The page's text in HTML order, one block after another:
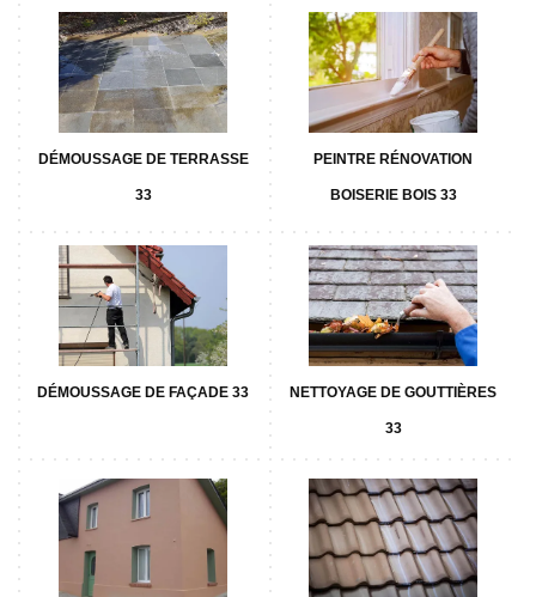
DÉMOUSSAGE DE TERRASSE
33
PEINTRE RÉNOVATION
BOISERIE BOIS 33
DÉMOUSSAGE DE FAÇADE 33 NETTOYAGE DE GOUTTIÈRES
33